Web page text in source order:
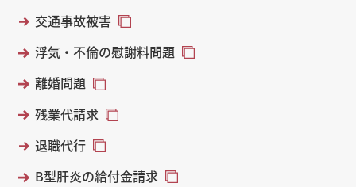
交通事故被害
浮気・不倫の慰謝料問題
離婚問題
残業代請求
退職代行
B型肝炎の給付金請求